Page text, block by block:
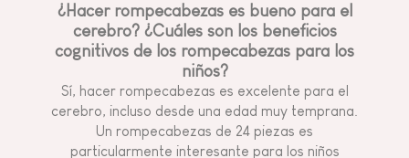
¿Hacer rompecabezas es bueno para el
cerebro? ¿Cuáles son los beneficios
cognitivos de los rompecabezas para los
niños?
Sí, hacer rompecabezas es excelente para el
cerebro, incluso desde una edad muy temprana.
Un rompecabezas de 24 piezas es
particularmente interesante para los niños